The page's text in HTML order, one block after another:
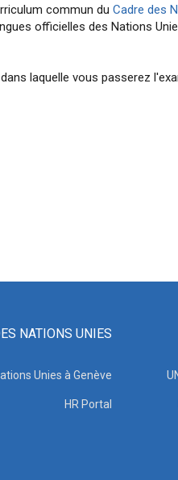
commun du Cadre des
officielles des Nations
laquelle vous passerez
NATIONS UNIES
Unies à Genève
HR Portal